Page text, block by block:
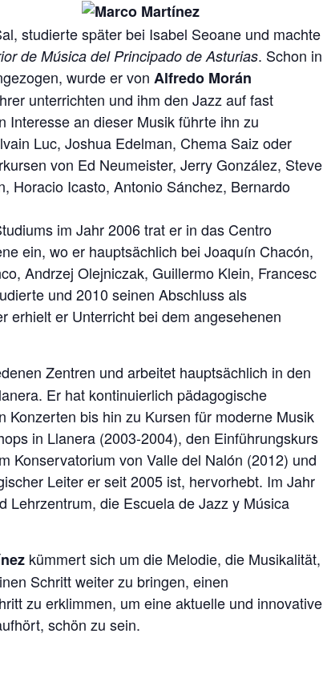
studierte später bei Isabel Seoane und machte
de Música del Principado de Asturias. Schon in
wurde er von Alfredo Morán
unterrichten und ihm den Jazz auf fast
Interesse an dieser Musik führte ihn zu
Luc, Joshua Edelman, Chema Saiz oder
von Ed Neumeister, Jerry González, Steve
Horacio Icasto, Antonio Sánchez, Bernardo
im Jahr 2006 trat er in das Centro
ein, wo er hauptsächlich bei Joaquín Chacón,
Andrzej Olejniczak, Guillermo Klein, Francesc
und 2010 seinen Abschluss als
erhielt er Unterricht bei dem angesehenen
Zentren und arbeitet hauptsächlich in den
Er hat kontinuierlich pädagogische
Konzerten bis hin zu Kursen für moderne Musik
in Llanera (2003-2004), den Einführungskurs
Konservatorium von Valle del Nalón (2012) und
Leiter er seit 2005 ist, hervorhebt. Im Jahr
Lehrzentrum, die Escuela de Jazz y Música
kümmert sich um die Melodie, die Musikalität,
Schritt weiter zu bringen, einen
zu erklimmen, um eine aktuelle und innovative
schön zu sein.